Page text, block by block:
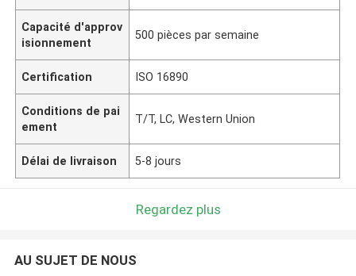
Capacité d'approv
isionnement
500 pièces par semaine
Certification ISO 16890
Conditions de pai
ement
T/T, LC, Western Union
Délai de livraison 5-8 jours
Regardez plus
AU SUJET DE NOUS